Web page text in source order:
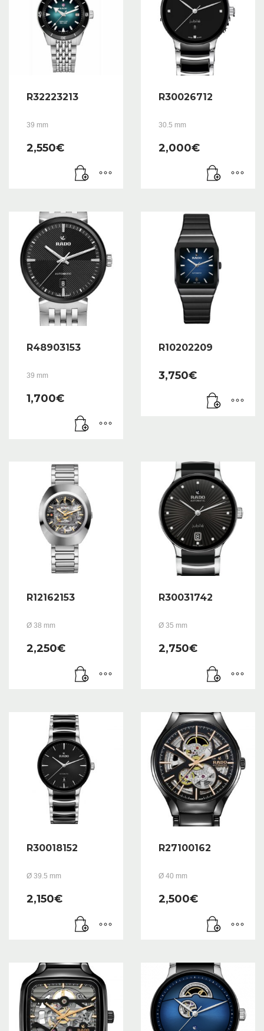
R32223213
39 mm
2,550€
R30026712
30.5 mm
2,000€
R48903153
39 mm
1,700€
R10202209
3,750€
R12162153
Ø 38 mm
2,250€
R30031742
Ø 35 mm
2,750€
R30018152
Ø 39.5 mm
2,150€
R27100162
Ø 40 mm
2,500€